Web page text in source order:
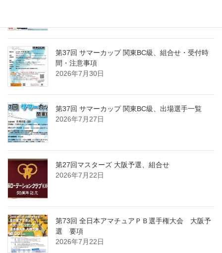
第37回 サマーカップ 関東BC級、組合せ・受付時
間・注意事項
2026年7月30日
第37回 サマーカップ 関東BC級、出場選手一覧
2026年7月27日
第27回マスターズ 大阪予選、組合せ
2026年7月22日
第73回 全日本アマチュアＰＢ選手権大会 大阪予
選 要項
2026年7月22日